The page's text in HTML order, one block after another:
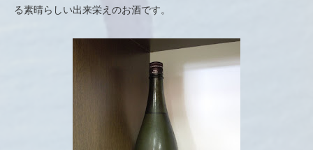
る素晴らしい出来栄えのお酒です。